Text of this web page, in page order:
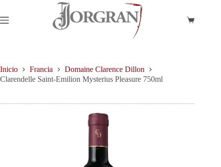
contenido
Carro
Inicio Francia
Domaine Clarence Dillon
Clarendelle Saint-Emilion Mysterius Pleasure 750ml